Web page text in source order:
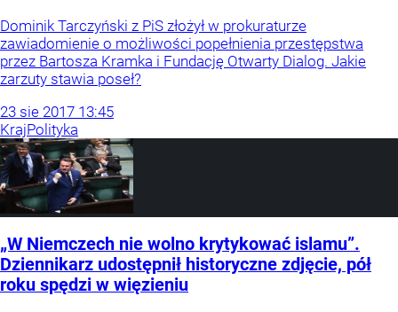
Dominik Tarczyński z PiS złożył w prokuraturze
zawiadomienie o możliwości popełnienia przestępstwa
przez Bartosza Kramka i Fundację Otwarty Dialog. Jakie
zarzuty stawia poseł?
23 sie 2017 13:45
KrajPolityka
„W Niemczech nie wolno krytykować islamu”.
Dziennikarz udostępnił historyczne zdjęcie, pół
roku spędzi w więzieniu